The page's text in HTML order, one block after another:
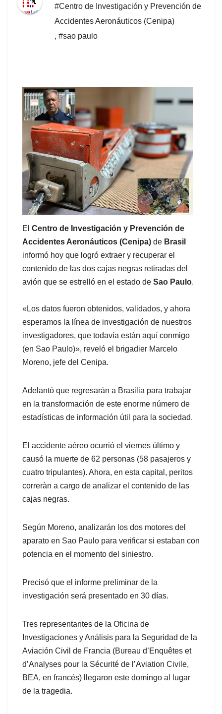
#Centro de Investigación y Prevención de
Accidentes Aeronáuticos (Cenipa)
, #sao paulo
El Centro de Investigación y Prevención de
Accidentes Aeronáuticos (Cenipa) de Brasil
informó hoy que logró extraer y recuperar el
contenido de las dos cajas negras retiradas del
avión que se estrelló en el estado de Sao Paulo.
«Los datos fueron obtenidos, validados, y ahora
esperamos la línea de investigación de nuestros
investigadores, que todavía están aquí conmigo
(en Sao Paulo)», reveló el brigadier Marcelo
Moreno, jefe del Cenipa.
Adelantó que regresarán a Brasilia para trabajar
en la transformación de este enorme número de
estadísticas de información útil para la sociedad.
El accidente aéreo ocurrió el viernes último y
causó la muerte de 62 personas (58 pasajeros y
cuatro tripulantes). Ahora, en esta capital, peritos
correràn a cargo de analizar el contenido de las
cajas negras.
Según Moreno, analizarán los dos motores del
aparato en Sao Paulo para verificar si estaban con
potencia en el momento del siniestro.
Precisó que el informe preliminar de la
investigación será presentado en 30 días.
Tres representantes de la Oficina de
Investigaciones y Análisis para la Seguridad de la
Aviación Civil de Francia (Bureau d’Enquêtes et
d’Analyses pour la Sécurité de l’Aviation Civile,
BEA, en francés) llegaron este domingo al lugar
de la tragedia.